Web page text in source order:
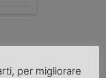
per migliorare